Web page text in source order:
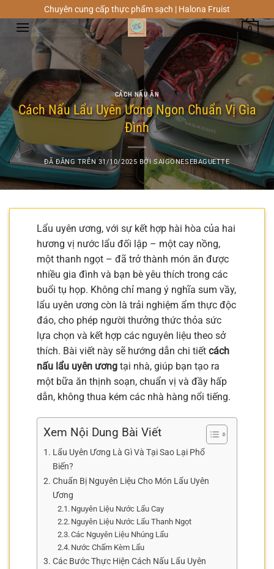
đến
Chuyên cung cấp thực phẩm sạch | Halona Fruist
0
CÁCH NẤU ĂN
Cách Nấu Lẩu Uyên Ương Ngon Chuẩn Vị Gia
Đình
ĐÃ ĐĂNG TRÊN 31/10/2025 BỞISAIGONESEBAGUETTE
Lẩu uyên ương, với sự kết hợp hài hòa của hai
hương vị nước lẩu đối lập – một cay nồng,
một thanh ngọt – đã trở thành món ăn được
nhiều gia đình và bạn bè yêu thích trong các
buổi tụ họp. Không chỉ mang ý nghĩa sum vầy,
lẩu uyên ương còn là trải nghiệm ẩm thực độc
đáo, cho phép người thưởng thức thỏa sức
lựa chọn và kết hợp các nguyên liệu theo sở
thích. Bài viết này sẽ hướng dẫn chi tiết cách
nấu lẩu uyên ương tại nhà, giúp bạn tạo ra
một bữa ăn thịnh soạn, chuẩn vị và đầy hấp
dẫn, không thua kém các nhà hàng nổi tiếng.
Xem Nội Dung Bài Viết
Lẩu Uyên Ương Là Gì Và Tại Sao Lại Phổ
Biến?
Chuẩn Bị Nguyên Liệu Cho Món Lẩu Uyên
Ương
Nguyên Liệu Nước Lẩu Cay
Nguyên Liệu Nước Lẩu Thanh Ngọt
Các Nguyên Liệu Nhúng Lẩu
Nước Chấm Kèm Lẩu
Các Bước Thực Hiện Cách Nấu Lẩu Uyên